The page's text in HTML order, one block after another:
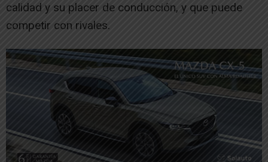
calidad y su placer de conducción, y que puede
competir con rivales.